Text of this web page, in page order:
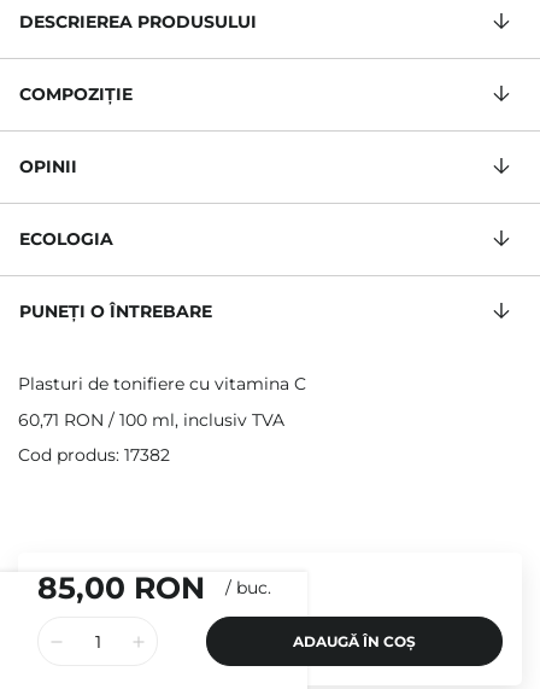
85,00 RON / buc.
ADAUGĂ ÎN COȘ
DESCRIEREA PRODUSULUI
COMPOZIŢIE
OPINII
ECOLOGIA
PUNEȚI O ÎNTREBARE
Plasturi de tonifiere cu vitamina C
60,71 RON / 100 ml, inclusiv TVA
Cod produs: 17382